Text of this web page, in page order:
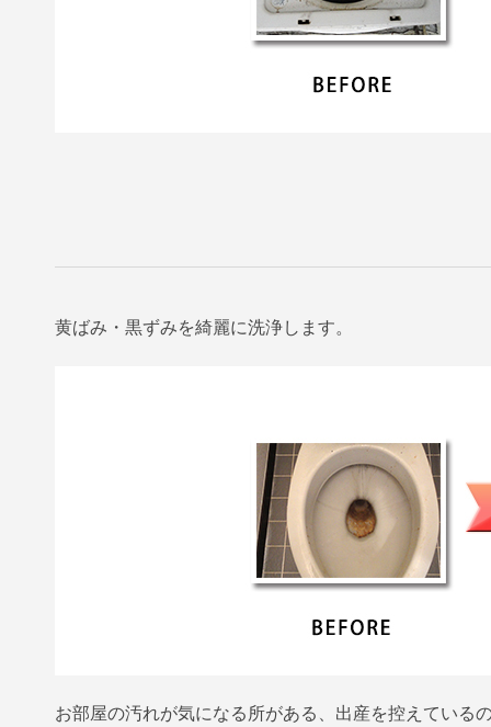
黄ばみ・黒ずみを綺麗に洗浄します。
お部屋の汚れが気になる所がある、出産を控えている